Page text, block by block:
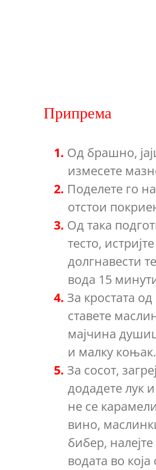
Припрема
Од брашно,
измесете
Поделете го
отстои
Од така
тесто,
долгнавести
вода 15
За кростата
ставете
мајчина
и малку коњак.
За сосот,
додадете лук
не се
вино,
бибер,
водата во